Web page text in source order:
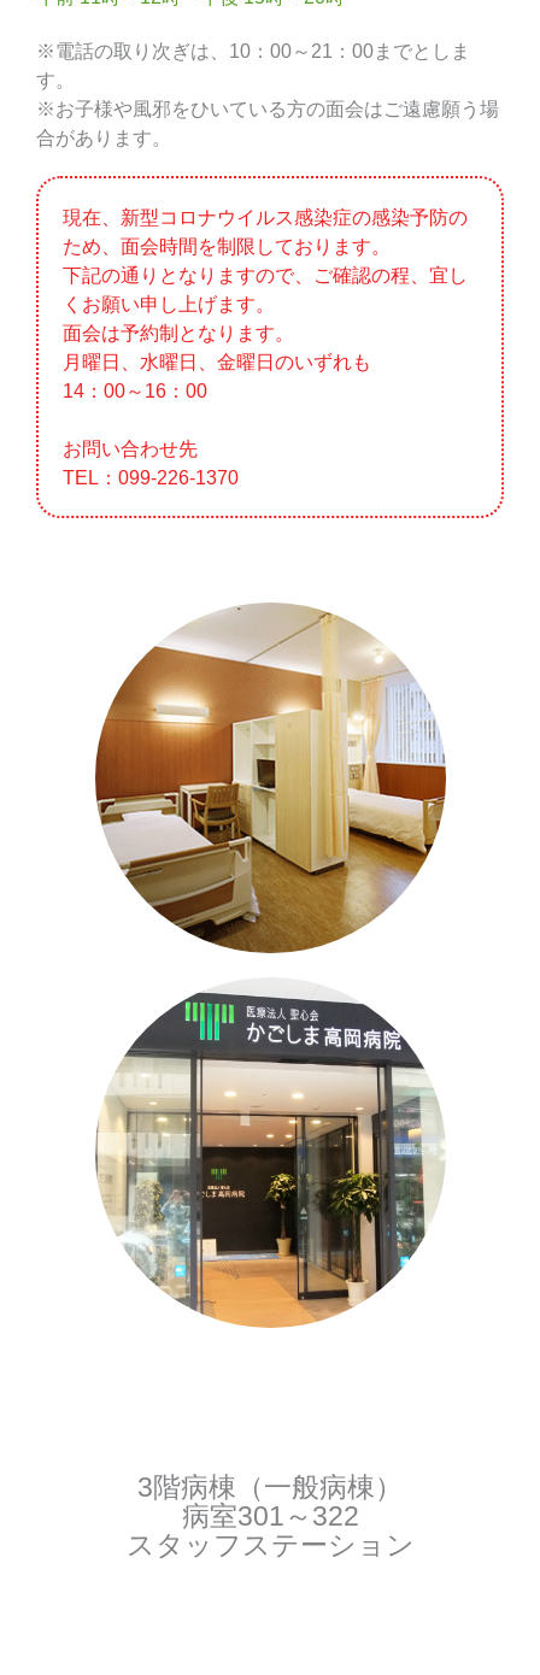
※電話の取り次ぎは、10：00～21：00までとしま
す。
※お子様や風邪をひいている方の面会はご遠慮願う場
合があります。
現在、新型コロナウイルス感染症の感染予防の
ため、面会時間を制限しております。
下記の通りとなりますので、ご確認の程、宜し
くお願い申し上げま す。
面会は予約制となります。
月曜日、水曜日、金曜日のいずれも
14：00～16：00
お問い合わせ先
TEL：099-226-1370
3階病棟（一般病棟）
病室301～322
スタッフステーション